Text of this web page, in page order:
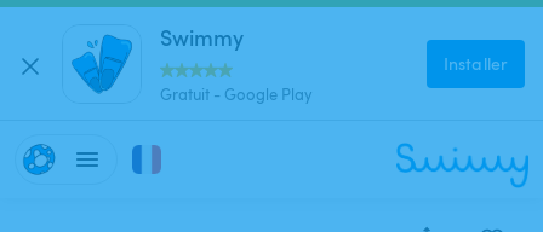
Swimmy
Gratuit - Google Play
Installer